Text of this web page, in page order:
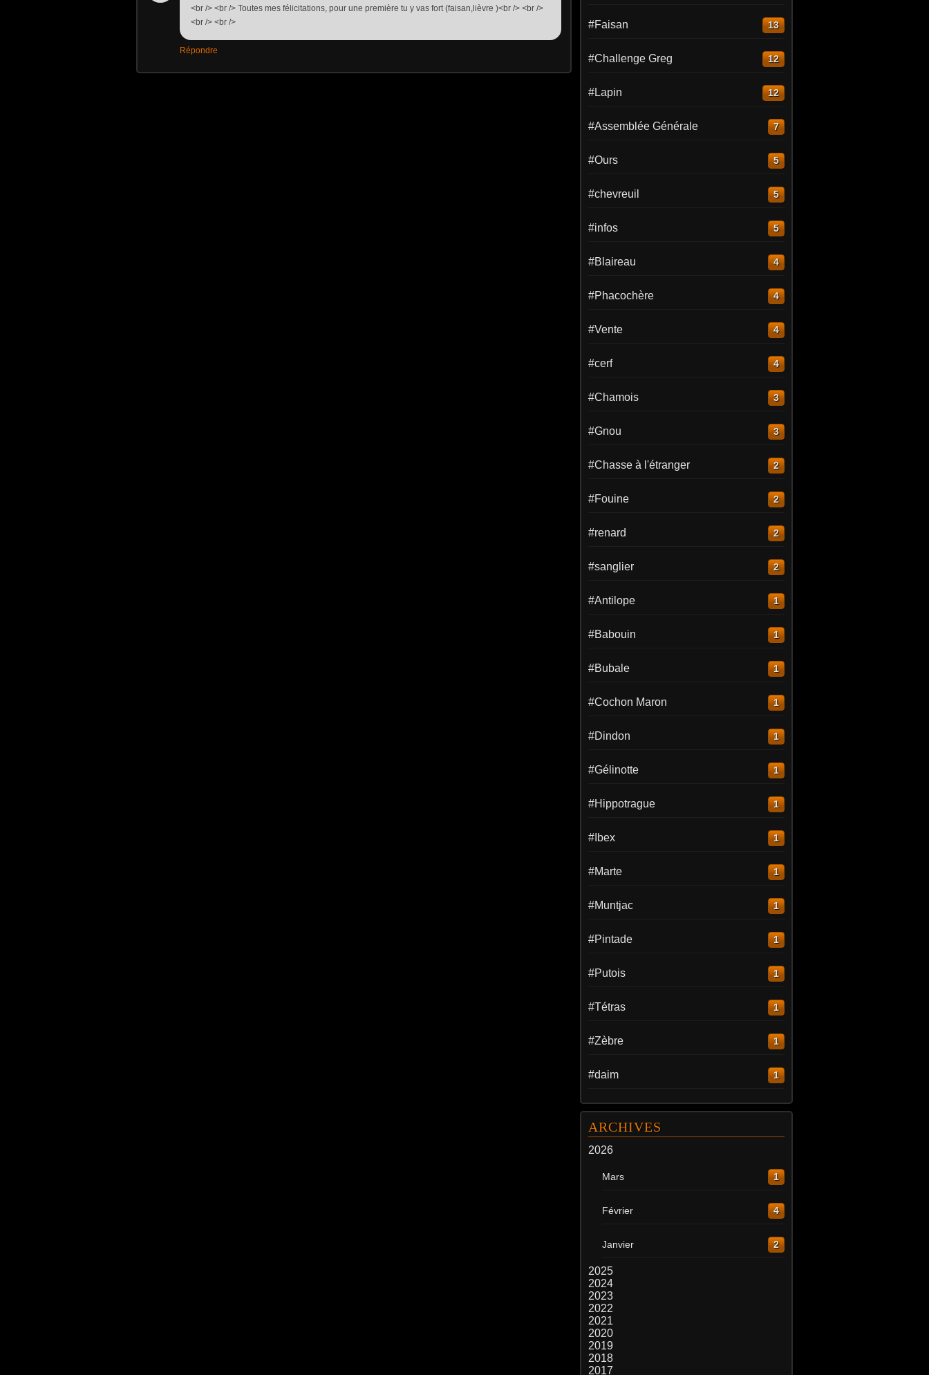
<br /> <br /> Toutes mes félicitations, pour une première tu y vas fort (faisan,lièvre )<br /> <br />
<br /> <br />
Répondre
#Faisan 13
#Challenge Greg 12
#Lapin 12
#Assemblée Générale 7
#Ours 5
#chevreuil 5
#infos 5
#Blaireau 4
#Phacochère 4
#Vente 4
#cerf 4
#Chamois 3
#Gnou 3
#Chasse à l'étranger 2
#Fouine 2
#renard 2
#sanglier 2
#Antilope 1
#Babouin 1
#Bubale 1
#Cochon Maron 1
#Dindon 1
#Gélinotte 1
#Hippotrague 1
#Ibex 1
#Marte 1
#Muntjac 1
#Pintade 1
#Putois 1
#Tétras 1
#Zèbre 1
#daim 1
ARCHIVES
2026
Mars 1
Février 4
Janvier 2
2025
2024
2023
2022
2021
2020
2019
2018
2017